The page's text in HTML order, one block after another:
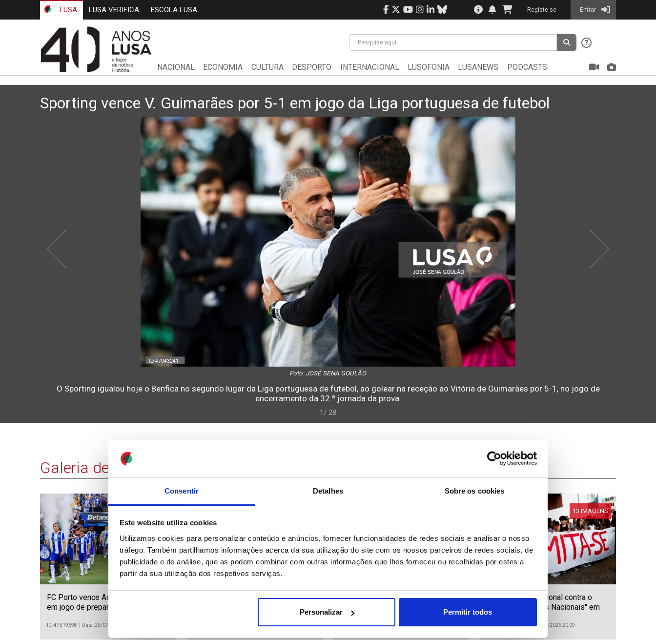
Consentir Detalhes Sobre os cookies
Este website utiliza cookies
Utilizamos cookies para personalizar conteúdo e anúncios, fornecer funcionalidades de redes sociais e analisar o nosso
tráfego. Também partilhamos informações acerca da sua utilização do site com os nossos parceiros de redes sociais, de
publicidade e de análise, que as podem combinar com outras informações que lhes forneceu ou recolhidas por estes a
partir da sua utilização dos respetivos serviços.
Personalizar Permitir todos
LUSA LUSA VERIFICA ESCOLA LUSA Registe-se Entrar
NACIONAL ECONOMIA CULTURA DESPORTO INTERNACIONAL LUSOFONIA LUSANEWS PODCASTS
Sporting vence V. Guimarães por 5-1 em jogo da Liga portuguesa de futebol
Foto: JOSÉ SENA GOULÃO
O Sporting igualou hoje o Benfica no segundo lugar da Liga portuguesa de futebol, ao golear na receção ao Vitória de Guimarães por 5-1, no jogo de
encerramento da 32.ª jornada da prova.
1/ 28
Galeria de Imagens
FC Porto vence Aston Villa por 2-1
em jogo de preparação para a
ID: 47519698 Data: 25/07/2026 22:09
Abu Dhabi: UFC Paramount Fight
Data: 25/07/2026 21:59
Sporting vence Mónaco por 2-0 e
conquista Troféu Cinco Violinos
ID: 47519666 Data: 25/07/2026 21:57
13 IMAGENS
Manifestação nacional contra o
"caos nos Exames Nacionais" em
Lisboa
Data: 24/07/2026 20:09